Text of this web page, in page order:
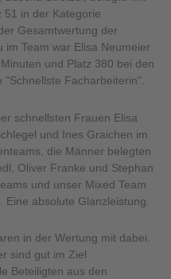
51 in der Kategorie
Gesamtwertung der
Team war Elisa Neumeier
und Platz 380 bei den
Facharbeiterin".
schnellsten Frauen Elisa
und Ines Graichen im
die Männer belegten
Oliver Franke und Stephan
und unser Mixed Team
absolute Glanzleistung.
in der Wertung mit dabei.
sind gut im Ziel
Beteiligten aus den